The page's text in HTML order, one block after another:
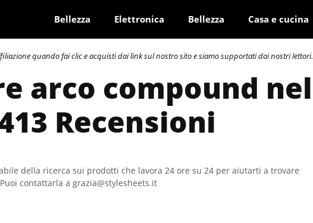
Bellezza Elettronica Bellezza Casa e cucina
quando fai clic e acquisti dai link sul nostro sito e siamo supportati dai nostri lettori.
arco compound
Recensioni
della ricerca sui prodotti che lavora 24 ore su 24 per aiutarti a trovare
contattarla a grazia@stylesheets.it